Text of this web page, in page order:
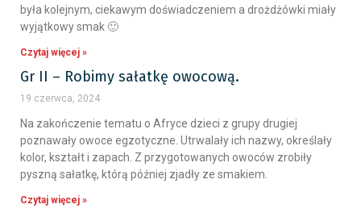
była kolejnym, ciekawym doświadczeniem a drożdżówki miały
wyjątkowy smak 🙂
Czytaj więcej »
Gr II – Robimy sałatkę owocową.
19 czerwca, 2024
Na zakończenie tematu o Afryce dzieci z grupy drugiej
poznawały owoce egzotyczne. Utrwalały ich nazwy, określały
kolor, kształt i zapach. Z przygotowanych owoców zrobiły
pyszną sałatkę, którą później zjadły ze smakiem.
Czytaj więcej »